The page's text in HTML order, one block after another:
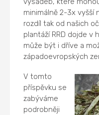
minimálně 2-3x vyšší
rozdíl tak od našich
plantáží RRD dojde v
může být i dříve a
západoevropských
V tomto
příspěvku se
zabýváme
podrobněji